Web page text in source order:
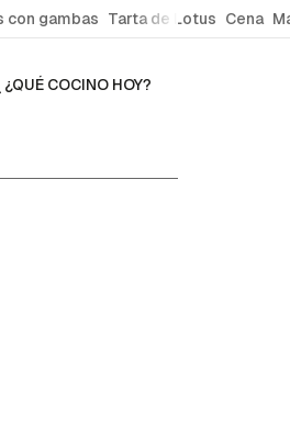
con gambas Tarta de Lotus Cena
¿QUÉ COCINO HOY?